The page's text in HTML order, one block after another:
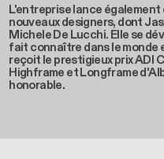
L'entreprise lance
nouveaux designers, dont
Michele De Lucchi. Elle se
fait connaître dans le monde
reçoit le prestigieux prix ADI
Highframe et Longframe
honorable.